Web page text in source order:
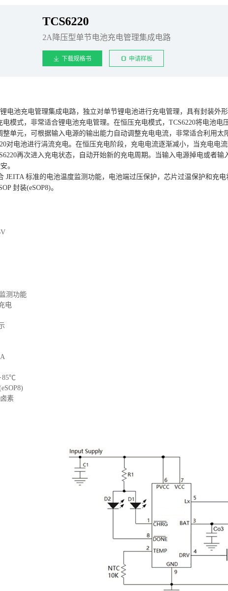
TCS6220
2A降压型单节电池充电管理集成电路
下载规格书 申请样板
电池充电管理集成电路，独立对单节锂电池进行充电管理，具有封装外
电模式，非常适合锂电池充电管理。在恒压充电模式，TCS6220将电池电
整单元，可根据输入电源的输出能力自动调整充电电流，非常适合利用
对电池进行涓流充电。在恒压充电阶段，充电电流逐渐减小，当充电电
再次进入充电状态，自动开始新的充电周期。当输入电源掉电或者
。
JEITA 标准的电池温度监测功能，电池端过压保护，芯片过温保护和充电
封装(eSOP8)。
测功能
电
85℃
素